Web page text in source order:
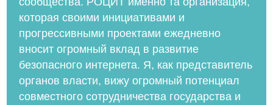
которая своими инициативами и
прогрессивными проектами ежедневно
вносит огромный вклад в развитие
безопасного интернета. Я, как представитель
органов власти, вижу огромный потенциал
совместного сотрудничества государства и